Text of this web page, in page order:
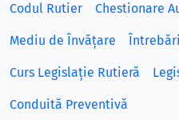
Codul Rutier Chestionare
Mediu de Învățare
Curs Legislație Rutieră
Conduită Preventivă